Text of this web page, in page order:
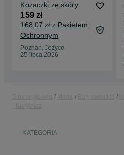
Kozaczki ze skóry
159 zł
168,07 zł z Pakietem
Ochronnym
Poznań, Jeżyce
25 lipca 2026
KATEGORIA